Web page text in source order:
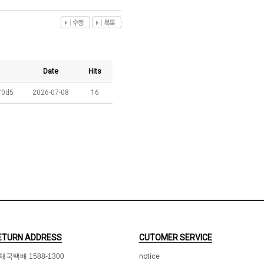
Date Hits
2026-07-08 16
ADDRESS
국택배 1588-1300
CUTOMER SERVICE
notice